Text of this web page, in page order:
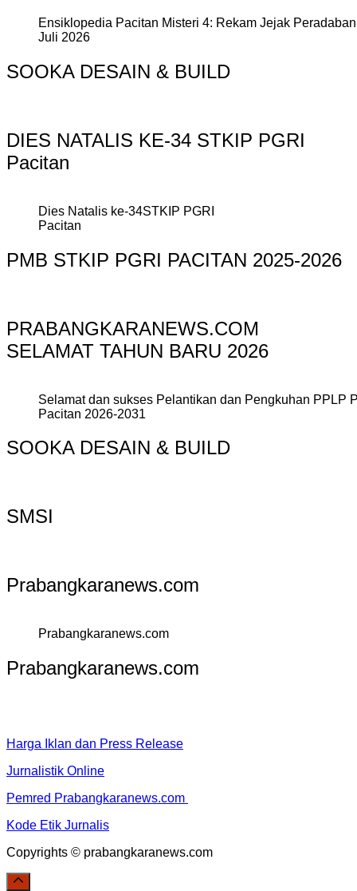
Ensiklopedia Pacitan Misteri 4: Rekam Jejak
Juli 2026
SOOKA DESAIN & BUILD
DIES NATALIS KE-34 STKIP PGRI
Pacitan
Dies Natalis ke-34STKIP PGRI
Pacitan
PMB STKIP PGRI PACITAN 2025-2026
PRABANGKARANEWS.COM
SELAMAT TAHUN BARU 2026
Selamat dan sukses Pelantikan dan Pengkuhan PPLP
Pacitan 2026-2031
SOOKA DESAIN & BUILD
SMSI
Prabangkaranews.com
Prabangkaranews.com
Prabangkaranews.com
Harga Iklan dan Press Release
Jurnalistik Online
Pemred Prabangkaranews.com
Kode Etik Jurnalis
Copyrights © prabangkaranews.com